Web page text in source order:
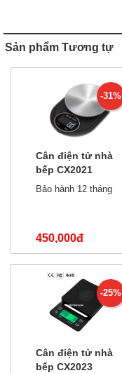
Sản phẩm Tương tự
-31%
Cân điện tử nhà
bếp CX2021
5kg/0.1g
Bảo hành 12 tháng
450,000đ
650,000đ
-25%
Cân điện tử nhà
bếp CX2023